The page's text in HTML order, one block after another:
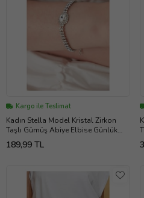
Kargo ile Teslimat
Kadın Stella Model Kristal Zirkon
Taşlı Gümüş Abiye Elbise Günlük
Parti Balo Date Kombin Bileklik
189,99 TL